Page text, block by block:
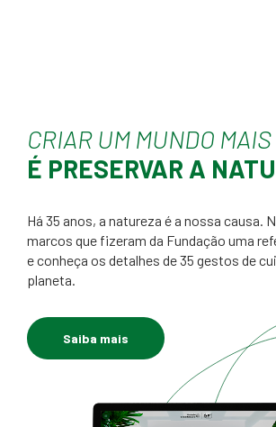
CRIAR UM MUNDO
É PRESERVAR A
Há 35 anos, a natureza é a nossa causa.
marcos que fizeram da Fundação uma
e conheça os detalhes de 35 gestos de
planeta.
Saiba mais